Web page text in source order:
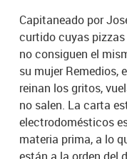
Capitaneado por
curtido cuyas
no consiguen el
su mujer Remedios,
reinan los gritos,
no salen. La carta
electrodomésticos
materia prima, a lo